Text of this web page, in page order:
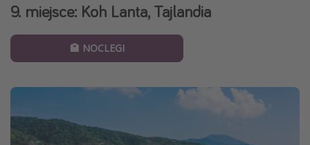
9. miejsce: Koh Lanta, Tajlandia
🏩 NOCLEGI